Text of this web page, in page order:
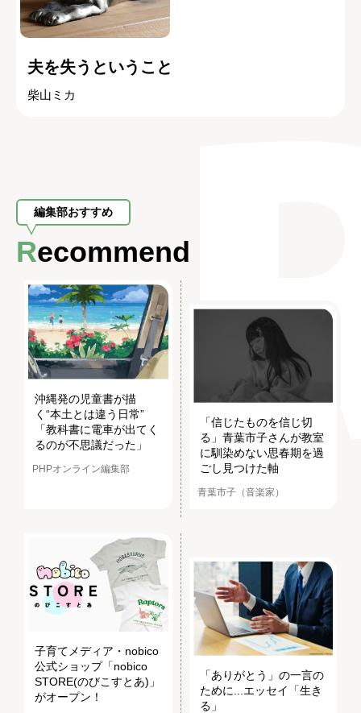
夫を失うということ
柴山ミカ
編集部おすすめ
Recommend
沖縄発の児童書が描
く“本土とは違う日常”
「教科書に電車が出てく
るのが不思議だった」
PHPオンライン編集部
「信じたものを信じ切
る」青葉市子さんが教室
に馴染めない思春期を過
ごし見つけた軸
青葉市子（音楽家）
子育てメディア・nobico
公式ショップ「nobico
STORE(のびこすとあ)」
がオープン！
「ありがとう」の一言の
ために...エッセイ「生き
る」